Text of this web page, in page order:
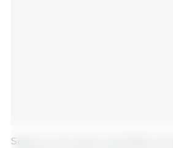
Según el secretario de Estado de